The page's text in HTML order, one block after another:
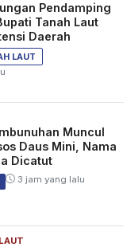
Pendamping
Tanah Laut
Daerah
LAUT
Muncul
Daus Mini, Nama
Dicatut
3 jam yang lalu